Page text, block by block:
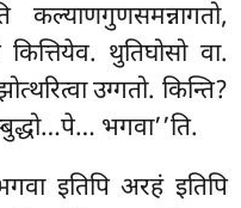
कल्याणगुणसमन्नागतो,
कित्तियेव. थुतिघोसो वा.
उग्गतो. किन्ति?
भगवा’’ति.
इतिपि अरहं इतिपि